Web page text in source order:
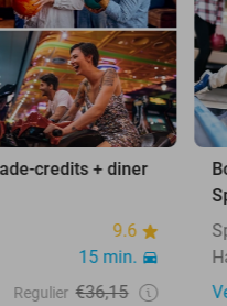
credits + diner
9.6
15 min.
Regulier €36,15